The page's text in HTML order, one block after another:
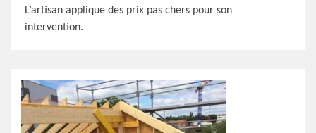
L’artisan applique des prix pas chers pour son
intervention.